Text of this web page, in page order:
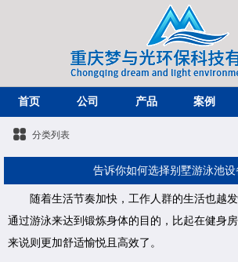
首页 公司 产品 案例
分类列表
告诉你如何选择别墅游泳池设
随着生活节奏加快，工作人群的生活也越
通过游泳来达到锻炼身体的目的，比起在健身
来说则更加舒适愉悦且高效了。